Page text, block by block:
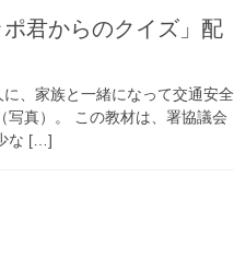
、家族と一緒になって交通安全
写真）。 この教材は、署協議会
な […]